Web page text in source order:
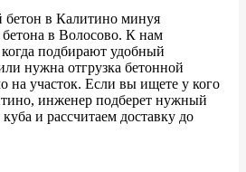
бетон в Калитино минуя
бетона в Волосово. К нам
подбирают удобный
нужна отгрузка бетонной
на участок. Если вы ищете у кого
инженер подберет нужный
и рассчитаем доставку до